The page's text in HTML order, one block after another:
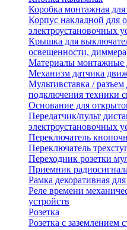
Коробка монтажная
Корпус накладной для
электроустановочных
Крышка для
освещенности,
Материалы монтажные
Механизм датчика
Мультивставка /
подключения техники
Основание для
Передатчик/пульт
электроустановочных
Переключатель
Переключатель
Переходник розетки
Приемник
Рамка декоративная
Реле времени
устройств
Розетка
Розетка с заземлением